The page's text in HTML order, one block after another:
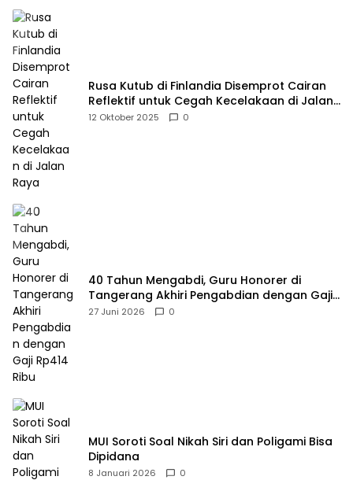
Rusa Kutub di Finlandia Disemprot Cairan
Reflektif untuk Cegah Kecelakaan di Jalan
Raya
12 Oktober 2025 0
40 Tahun Mengabdi, Guru Honorer di
Tangerang Akhiri Pengabdian dengan Gaji
Rp414 Ribu
27 Juni 2026 0
MUI Soroti Soal Nikah Siri dan Poligami Bisa
Dipidana
8 Januari 2026 0